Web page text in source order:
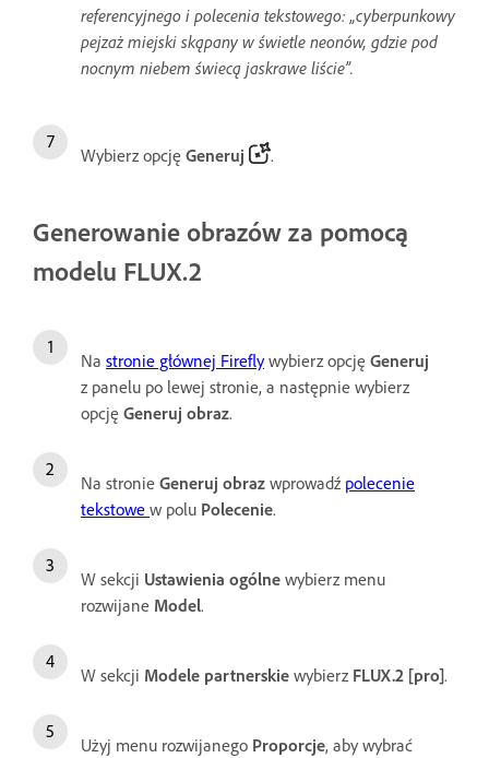
referencyjnego i polecenia tekstowego: „cyberpunkowy
pejzaż miejski skąpany w świetle neonów, gdzie pod
nocnym niebem świecą jaskrawe liście”.
Wybierz opcję Generuj .
Generowanie obrazów za pomocą
modelu FLUX.2
Na stronie głównej Fireflywybierz opcję Generuj
z panelu po lewej stronie, a następnie wybierz
opcję Generuj obraz.
Na stronie Generuj obraz wprowadź polecenie
tekstowe w polu Polecenie.
W sekcji Ustawienia ogólne wybierz menu
rozwijane Model.
W sekcji Modele partnerskie wybierz FLUX.2 [pro].
Użyj menu rozwijanego Proporcje, aby wybrać